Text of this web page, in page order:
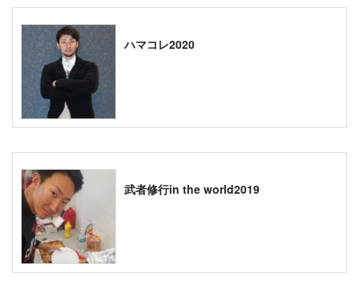
ハマコレ2020
武者修行in the world2019